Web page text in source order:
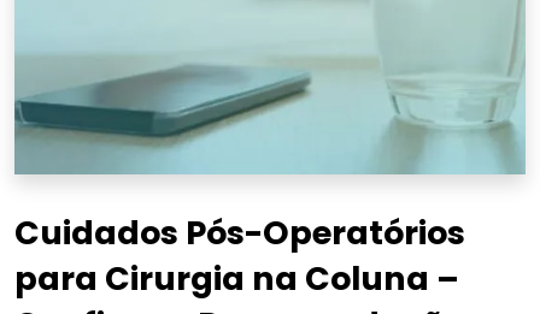
Cuidados Pós-Operatórios
para Cirurgia na Coluna –